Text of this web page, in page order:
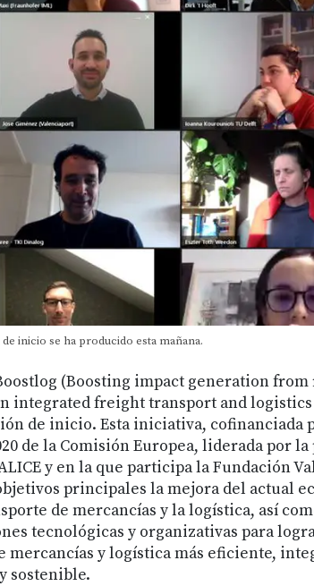
inicio se ha producido esta mañana.
(Boosting impact generation from
integrated freight transport and
de inicio. Esta iniciativa, cofinanciada
de la Comisión Europea, liderada por
y en la que participa la Fundación
principales la mejora del actual
de mercancías y la logística, así
tecnológicas y organizativas para
mercancías y logística más eficiente,
sostenible.